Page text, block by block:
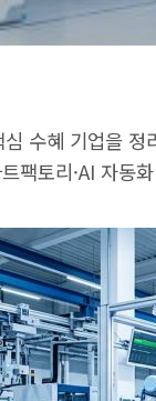
수혜 기업을
팩토리·AI 자동